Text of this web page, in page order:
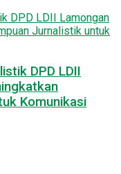
DPD LDII
Komunikasi